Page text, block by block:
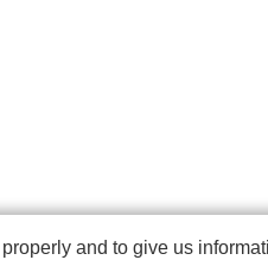
and to give us